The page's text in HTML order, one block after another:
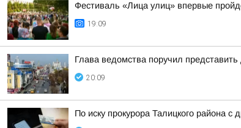
Фестиваль «Лица улиц» впервые
19:09
Глава ведомства поручил
20:09
По иску прокурора Талицкого района